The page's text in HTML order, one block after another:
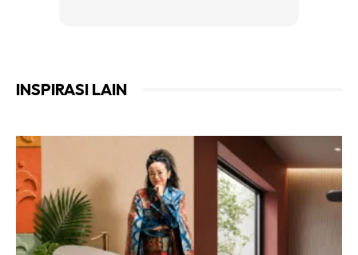
DAHULU.
INSPIRASI LAIN